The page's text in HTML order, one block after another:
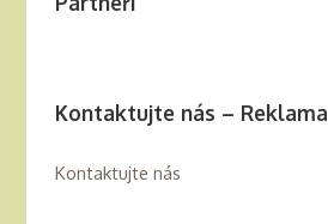
Kontaktujte nás – Reklama
Kontaktujte nás